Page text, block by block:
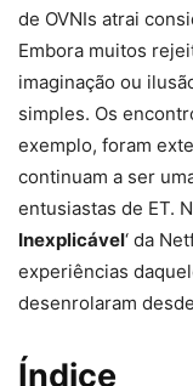
de OVNIs atrai
Embora muitos
imaginação ou
simples. Os
exemplo, foram
continuam a ser
entusiastas de ET.
Inexplicável‘ da
experiências
desenrolaram
Índice